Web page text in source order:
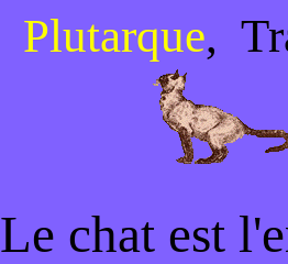
Plutarque,
Le chat est